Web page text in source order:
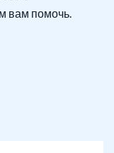
вам помочь.